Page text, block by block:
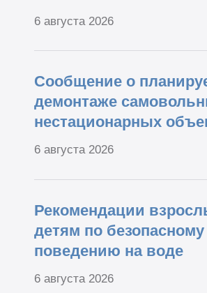
6 августа 2026
Сообщение о
демонтаже
нестационарных
6 августа 2026
Рекомендации
детям по безопасному
поведению на воде
6 августа 2026